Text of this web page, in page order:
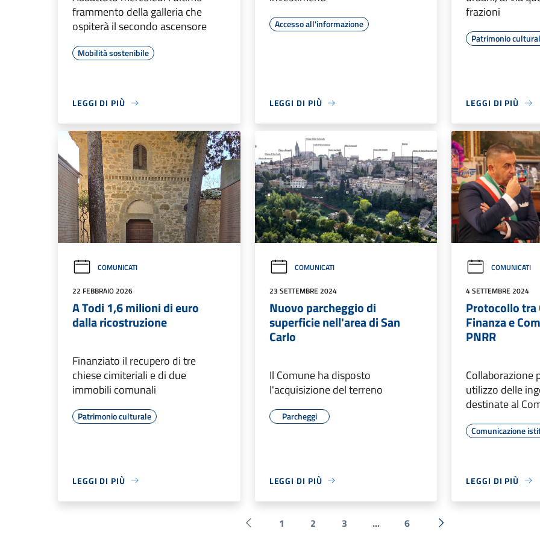
frammento della galleria che
ospiterà il secondo ascensore
Mobilità sostenibile
LEGGI DI PIÙ
Accesso all'informazione
LEGGI DI PIÙ
frazioni
Patrimonio
LEGGI DI PIÙ
COMUNICATI
22 FEBBRAIO 2026
A Todi 1,6 milioni di euro
dalla ricostruzione
Finanziato il recupero di tre
chiese cimiteriali e di due
immobili comunali
Patrimonio culturale
LEGGI DI PIÙ
COMUNICATI
23 SETTEMBRE 2024
Nuovo parcheggio di
superficie nell'area di San
Carlo
Il Comune ha disposto
l'acquisizione del terreno
Parcheggi
LEGGI DI PIÙ
COMUNICATI
4 SETTEMBRE 2024
Protocollo tra
Finanza e
PNRR
Collaborazione
utilizzo delle
destinate al
Comunicazione
LEGGI DI PIÙ
Pagina precedente
1 2 3 ... 6
Successiva »